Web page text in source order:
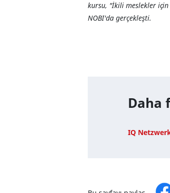
kursu, "İkili meslekler
NOBI'da gerçekleşti.
Daha
IQ